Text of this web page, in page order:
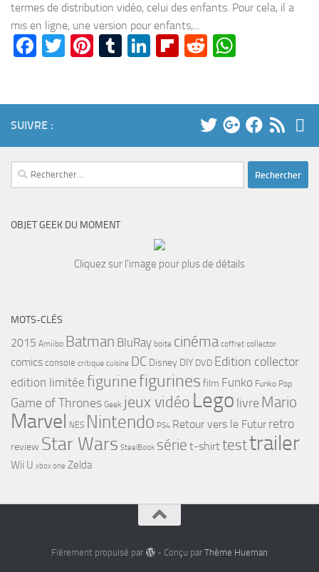
termes de distribution vidéo, celui des enfants. Pour cela, il a
mis en ligne, une version pour enfants,...
Facebook
Twitter
Pinterest
Tumblr
LinkedIn
Flipboard
Reddit
SUIVRE :
Rechercher :
OBJET GEEK DU MOMENT
Cliquez sur l'image pour plus de détails
MOTS-CLÉS
2015 Amiibo Batman BluRay boite cinéma coffret collector
comics console critique cuisine DC Disney DIY DVD Edition collector
edition limitée figurinefigurines film Funko Funko Pop
Game of Thrones Geek jeux vidéo Lego livre Mario
Marvel NES Nintendo PS4 Retour vers le Futur retro
review Star Wars SteelBook série t-shirttesttrailer
Wii U xbox one Zelda
Fièrement propulsé par - Conçu par Thème Hueman